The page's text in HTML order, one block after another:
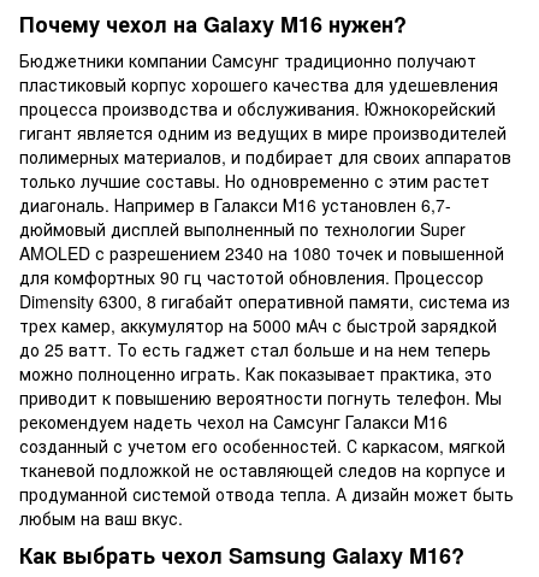
Почему чехол на Galaxy M16 нужен?
Бюджетники компании Самсунг традиционно получают
пластиковый корпус хорошего качества для удешевления
процесса производства и обслуживания. Южнокорейский
гигант является одним из ведущих в мире производителей
полимерных материалов, и подбирает для своих аппаратов
только лучшие составы. Но одновременно с этим растет
диагональ. Например в Галакси М16 установлен 6,7-
дюймовый дисплей выполненный по технологии Super
AMOLED с разрешением 2340 на 1080 точек и повышенной
для комфортных 90 гц частотой обновления. Процессор
Dimensity 6300, 8 гигабайт оперативной памяти, система из
трех камер, аккумулятор на 5000 мАч с быстрой зарядкой
до 25 ватт. То есть гаджет стал больше и на нем теперь
можно полноценно играть. Как показывает практика, это
приводит к повышению вероятности погнуть телефон. Мы
рекомендуем надеть чехол на Самсунг Галакси М16
созданный с учетом его особенностей. С каркасом, мягкой
тканевой подложкой не оставляющей следов на корпусе и
продуманной системой отвода тепла. А дизайн может быть
любым на ваш вкус.
Как выбрать чехол Samsung Galaxy M16?